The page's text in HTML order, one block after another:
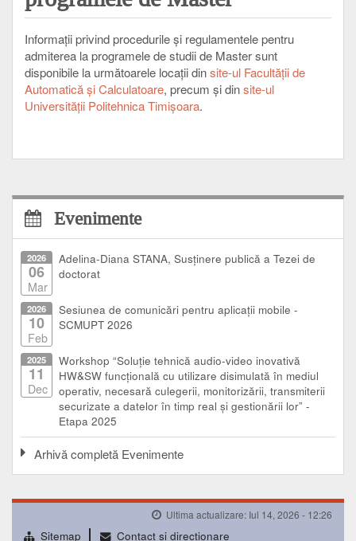
Informaţii privind procedurile şi regulamentele pentru
admiterea la programele de studii de Master sunt
disponibile la următoarele locaţii dinsite-ul Facultăţii de
Automatică şi Calculatoare, precum şi dinsite-ul
Universităţii Politehnica Timişoara.
Evenimente
2026
06
Mar
Adelina-Diana STANA, Susținere publică a Tezei de
doctorat
2026
10
Feb
Sesiunea de comunicări pentru aplicații mobile -
SCMUPT 2026
2025
11
Dec
Workshop “Soluție tehnică audio-video inovativă
HW&SW funcțională cu utilizare disimulată în mediul
operativ, necesară culegerii, monitorizării, transmiterii
securizate a datelor în timp real și gestionării lor” -
Etapa 2025
Arhivă completă Evenimente
Ultima actualizare: Iul 14, 2026 - 12:26
Sitemap Contact şi direcţionare